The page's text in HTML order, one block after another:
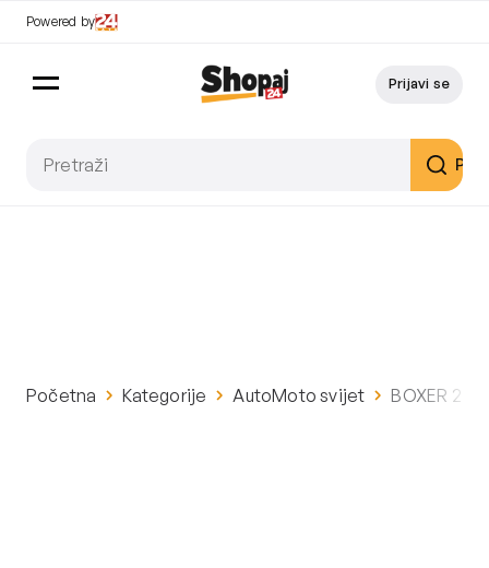
Powered by
Prijavi se
Početna Kategorije AutoMoto svijet BOXER 2.2